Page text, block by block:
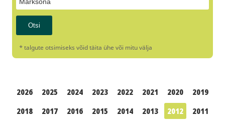
* talgute otsimiseks võid täita ühe või mitu välja
2026 2025 2024 2023 2022 2021 2020
2019
2018
2017 2016 2015 2014 2013 2012
2011